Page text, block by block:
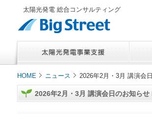
太陽光発電 総合コンサルティング
HOME ニュース 2026年2月・3月 講演会
2026年2月・3月 講演会日のお知らせ